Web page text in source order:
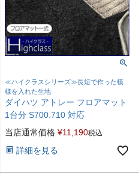
≪ハイクラスシリーズ≫長短で作った模
様を入れた生地
ダイハツ アトレー フロアマット
1台分 S700.710 対応
当店通常価格 ¥11,190税込
詳細を見る